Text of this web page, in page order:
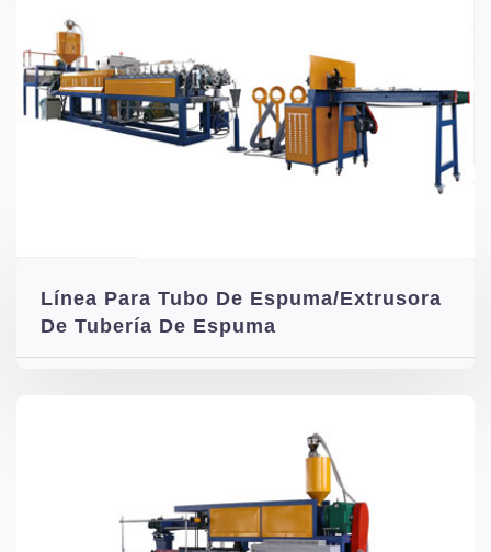
Línea Para Tubo De Espuma/Extrusora
De Tubería De Espuma